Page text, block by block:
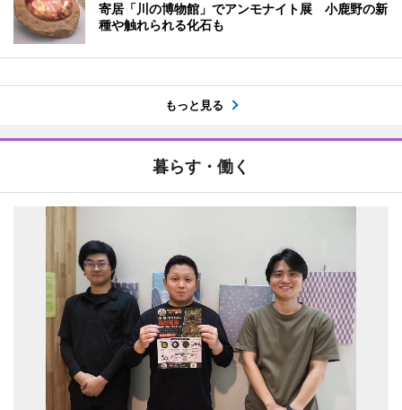
寄居「川の博物館」でアンモナイト展 小鹿野の新
種や触れられる化石も
もっと見る
暮らす・働く